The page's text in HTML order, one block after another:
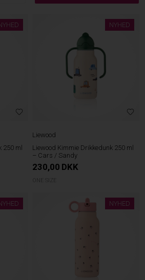
250 ml
NYHED
Liewood
Liewood Kimmie Drikkedunk 250 ml
– Cars / Sandy
230,00 DKK
ONE SIZE
NYHED